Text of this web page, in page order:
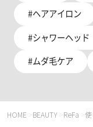
#ヘアアイロン
#シャワーヘッド
#ムダ毛ケア
HOME BEAUTY ReFa